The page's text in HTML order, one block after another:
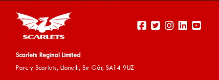
Scarlets Reginal Limited
Parc y Scarlets, Llanelli, Sir Gâr, SA14 9UZ